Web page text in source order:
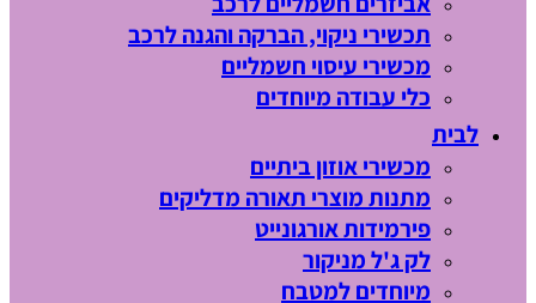
תכשירי ניקוי, הברקה והגנה לרכב
מכשירי עיסוי חשמליים
כלי עבודה מיוחדים
לבית
מכשירי אוזון ביתיים
מתנות מוצרי תאורה מדליקים
פירמידות אורגונייט
לק ג'ל מניקור
מיוחדים למטבח